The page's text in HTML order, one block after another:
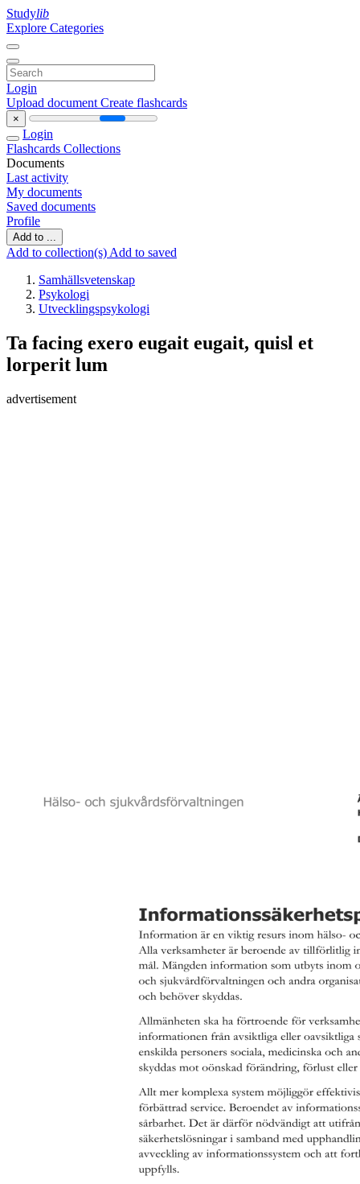
Studylib
Explore Categories
Login
Upload document Create flashcards
×
Login
Flashcards Collections
Documents
Last activity
My documents
Saved documents
Profile
Add to ...
Add to collection(s) Add to saved
Samhällsvetenskap
Psykologi
Utvecklingspsykologi
Ta facing exero eugait eugait, quisl et
lorperit lum
advertisement